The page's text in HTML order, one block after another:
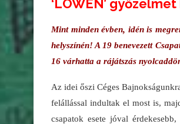
‘LÖWEN’
Mint minden évben, idén is
helyszínén! A 19 benevezett
16 várhatta a rájátszás
Az idei őszi Céges
felállással indultak el most is,
csapatok esete jóval